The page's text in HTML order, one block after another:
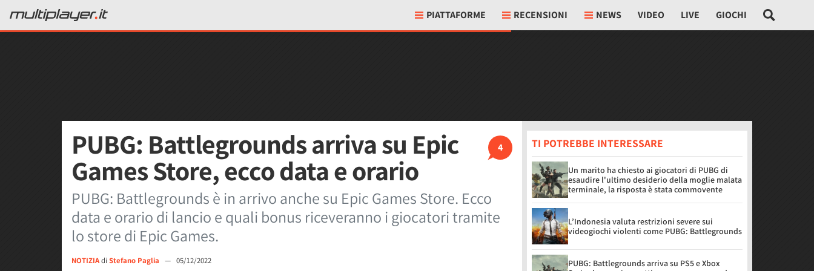
PIATTAFORME RECENSIONI NEWS VIDEO LIVE GIOCHI
4
PUBG: Battlegrounds arriva su Epic
Games Store, ecco data e orario
PUBG: Battlegrounds è in arrivo anche su Epic Games Store. Ecco
data e orario di lancio e quali bonus riceveranno i giocatori tramite
lo store di Epic Games.
NOTIZIAdi Stefano Paglia — 05/12/2022
TI POTREBBE INTERESSARE
Un marito ha chiesto ai giocatori di PUBG di
esaudire l'ultimo desiderio della moglie malata
terminale, la risposta è stata commovente
L’Indonesia valuta restrizioni severe sui
videogiochi violenti come PUBG: Battlegrounds
PUBG: Battlegrounds arriva su PS5 e Xbox